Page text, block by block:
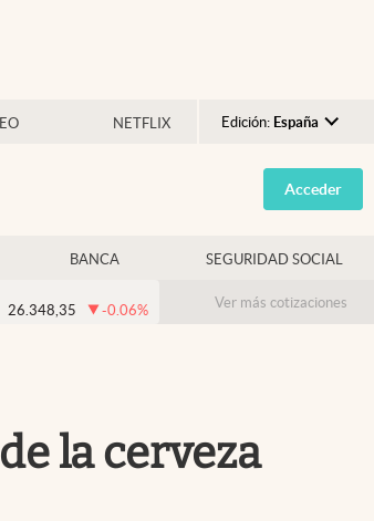
NETFLIX Edición: España
Argentina
España
USA
Colombia
Acceder
BANCA SEGURIDAD SOCIAL
26.348,35 -0.06% Ver más cotizaciones
la cerveza